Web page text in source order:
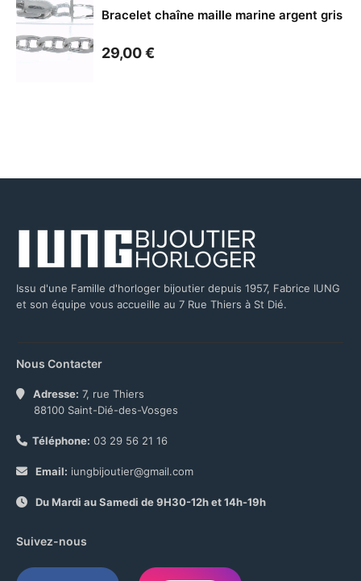
Bracelet chaîne maille marine argent gris
29,00€
Issu d'une Famille d'horloger bijoutier depuis 1957, Fabrice IUNG
et son équipe vous accueille au 7 Rue Thiers à St Dié.
Nous Contacter
Adresse: 7, rue Thiers
88100 Saint-Dié-des-Vosges
Téléphone: 03 29 56 21 16
Email: iungbijoutier@gmail.com
Du Mardi au Samedi de 9H30-12h et 14h-19h
Suivez-nous